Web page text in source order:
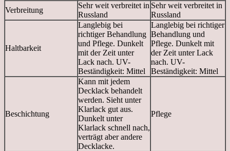
Verbreitung
Sehr weit verbreitet in
Russland
Sehr weit verbreitet in
Russland
Haltbarkeit
Langlebig bei
richtiger Behandlung
und Pflege. Dunkelt
mit der Zeit unter
Lack nach. UV-
Beständigkeit: Mittel
Langlebig bei richtiger
Behandlung und
Pflege. Dunkelt mit
der Zeit unter Lack
nach. UV-
Beständigkeit: Mittel
Beschichtung
Kann mit jedem
Decklack behandelt
werden. Sieht unter
Klarlack gut aus.
Dunkelt unter
Klarlack schnell nach,
verträgt aber andere
Decklacke.
Pflege